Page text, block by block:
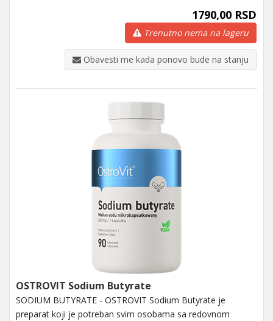
1790,00 RSD
Trenutno nema na lageru
Obavesti me kada ponovo bude na stanju
OSTROVIT Sodium Butyrate
SODIUM BUTYRATE - OSTROVIT Sodium Butyrate je
preparat koji je potreban svim osobama sa redovnom